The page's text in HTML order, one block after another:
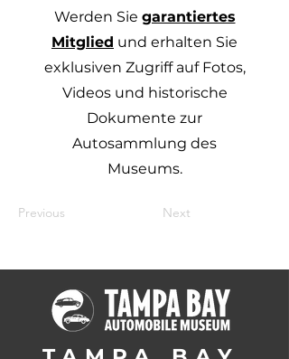
Werden Sie garantiertes
Mitglied und erhalten Sie
exklusiven Zugriff auf Fotos,
Videos und historische
Dokumente zur
Autosammlung des
Museums.
Previous Next